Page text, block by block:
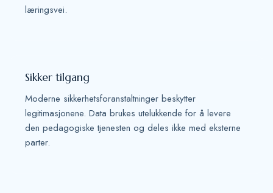
læringsvei.
Sikker tilgang
Moderne sikkerhetsforanstaltninger beskytter
legitimasjonene. Data brukes utelukkende for å levere
den pedagogiske tjenesten og deles ikke med eksterne
parter.